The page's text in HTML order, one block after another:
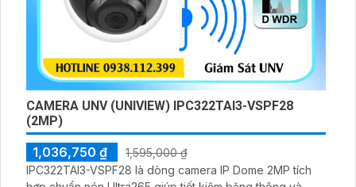
CAMERA UNV (UNIVIEW) IPC322TAI3-VSPF28
(2MP)
1,036,750 ₫
1,595,000 ₫
IPC322TAI3-VSPF28 là dòng camera IP Dome 2MP tích